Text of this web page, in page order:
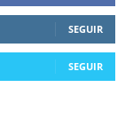
SEGUIR
SEGUIR